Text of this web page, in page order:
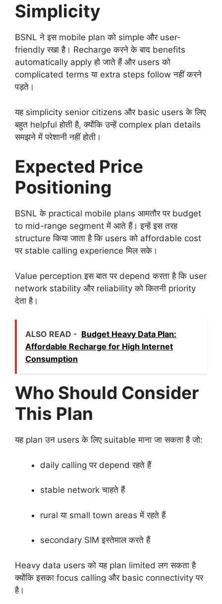
Simplicity
BSNL ने इस mobile plan को simple और user-
friendly रखा है। Recharge करने के बाद benefits
automatically apply हो जाते हैं और users को
complicated terms या extra steps follow नहीं करने
पड़ते।
यह simplicity senior citizens और basic users के लिए
बहुत helpful होती है, क्योंकि उन्हें complex plan details
समझने में परेशानी नहीं होती।
Expected Price
Positioning
BSNL के practical mobile plans आमतौर पर budget
to mid-range segment में आते हैं। इन्हें इस तरह
structure किया जाता है कि users को affordable cost
पर stable calling experience मिल सके।
Value perception इस बात पर depend करता है कि user
network stability और reliability को कितनी priority
देता है।
ALSO READ - Budget Heavy Data Plan:
Affordable Recharge for High Internet
Consumption
Who Should Consider
This Plan
यह plan उन users के लिए suitable माना जा सकता है जो:
daily calling पर depend रहते हैं
stable network चाहते हैं
rural या small town areas में रहते हैं
secondary SIM इस्तेमाल करते हैं
Heavy data users को यह plan limited लग सकता है
क्योंकि इसका focus calling और basic connectivity पर
है।